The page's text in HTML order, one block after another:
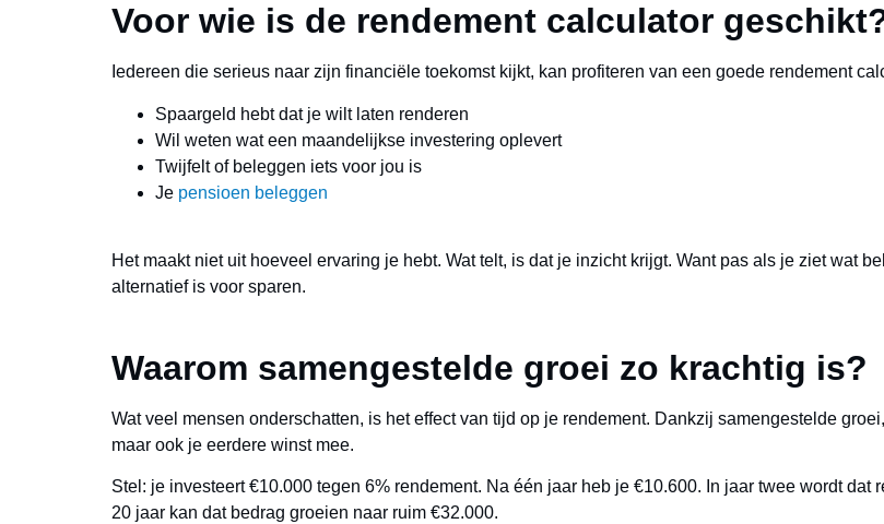
Voor wie is de rendement calculator
Iedereen die serieus naar zijn financiële toekomst kijkt, kan profiteren van een goede rendement
Spaargeld hebt dat je wilt laten renderen
Wil weten wat een maandelijkse investering oplevert
Twijfelt of beleggen iets voor jou is
Je pensioen beleggen
Het maakt niet uit hoeveel ervaring je hebt. Wat telt, is dat je inzicht krijgt. Want pas als je ziet wat
alternatief is voor sparen.
Waarom samengestelde groei zo krachtig is?
Wat veel mensen onderschatten, is het effect van tijd op je rendement. Dankzij samengestelde
maar ook je eerdere winst mee.
Stel: je investeert €10.000 tegen 6% rendement. Na één jaar heb je €10.600. In jaar twee wordt dat
20 jaar kan dat bedrag groeien naar ruim €32.000.